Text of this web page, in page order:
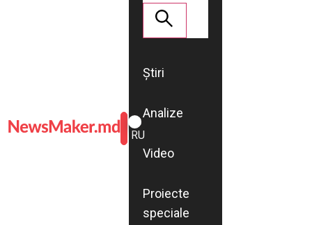
ROMÂNĂ
RU
Știri
Analize
Video
Proiecte
speciale